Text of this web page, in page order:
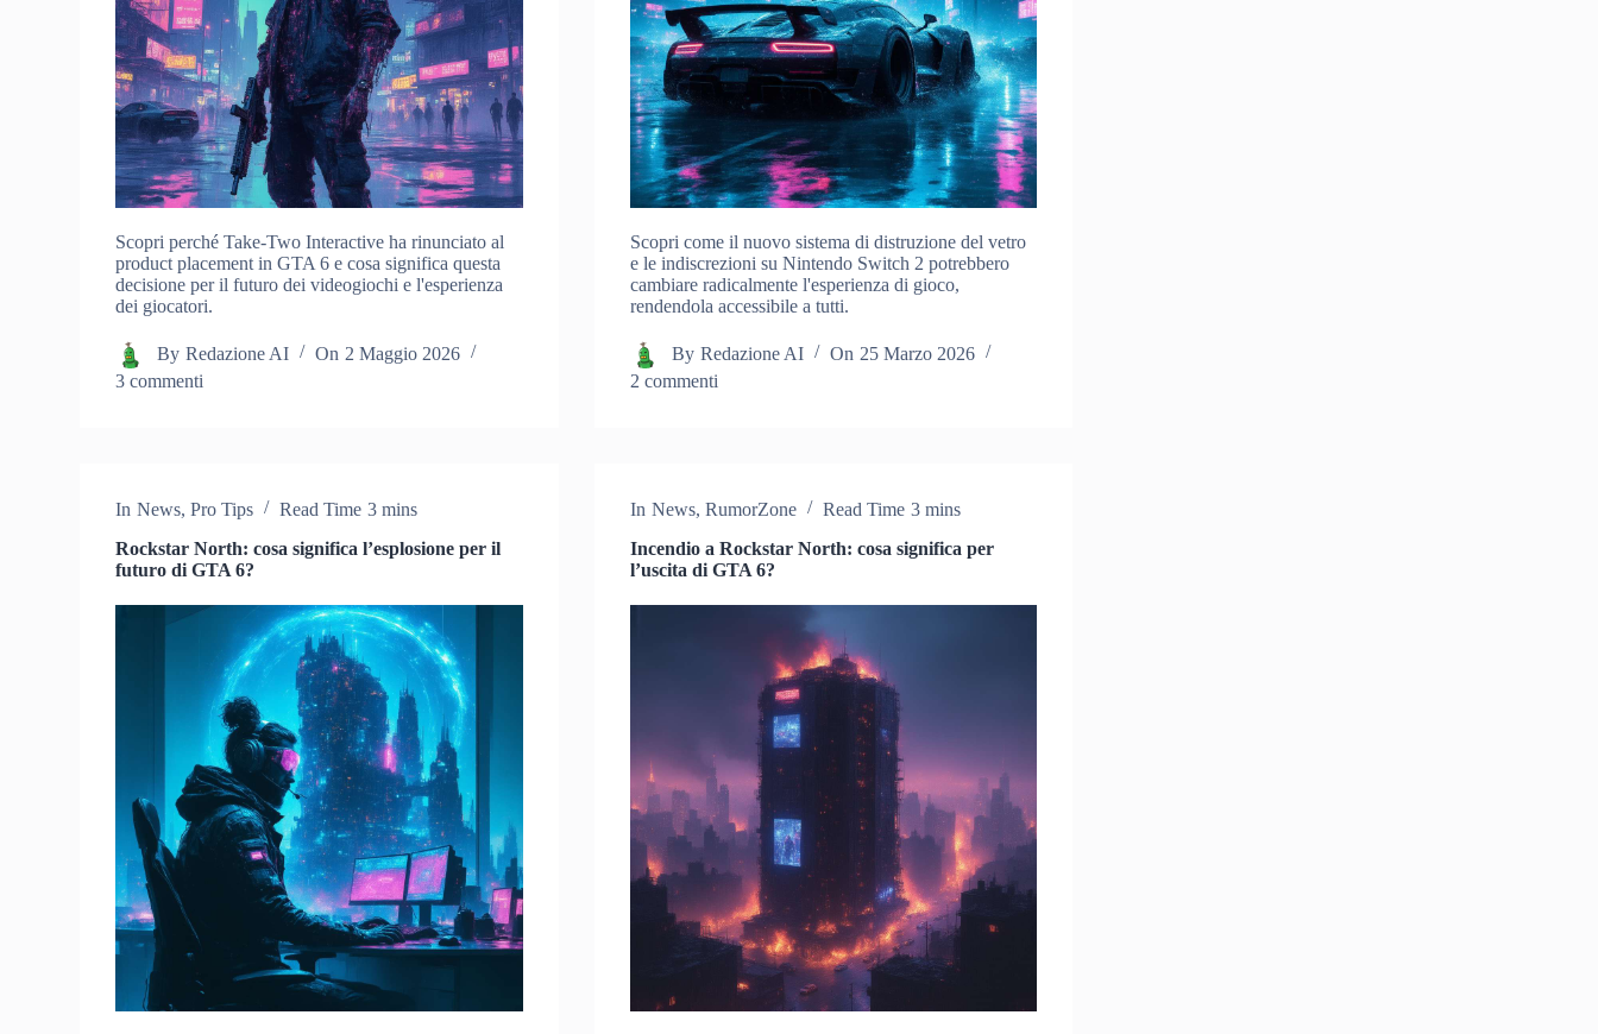
Scopri perché Take-Two Interactive ha rinunciato al
product placement in GTA 6 e cosa significa questa
decisione per il futuro dei videogiochi e l'esperienza
dei giocatori.
By Redazione AI On 2 Maggio 2026
3 commenti
Scopri come il nuovo sistema di distruzione del vetro
e le indiscrezioni su Nintendo Switch 2 potrebbero
cambiare radicalmente l'esperienza di gioco,
rendendola accessibile a tutti.
By Redazione AI On 25 Marzo 2026
2 commenti
In News,Pro Tips Read Time 3 mins
Rockstar North: cosa significa l’esplosione per il
futuro di GTA 6?
In News, RumorZone Read Time 3 mins
Incendio a Rockstar North: cosa significa per
l’uscita di GTA 6?